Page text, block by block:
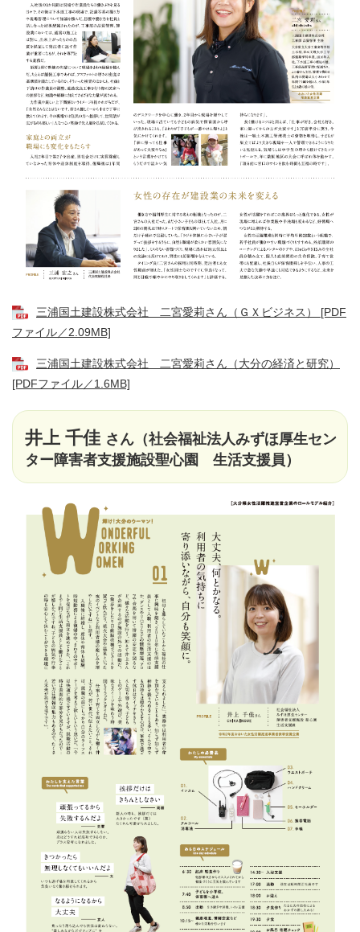
三浦国土建設株式会社 二宮愛莉さん（ＧＸビジネス） [PDF
ファイル／2.09MB]
三浦国土建設株式会社 二宮愛莉さん（大分の経済と研究）
[PDFファイル／1.6MB]
井上 千佳 さん（社会福祉法人みずほ厚生セン
ター障害者支援施設聖心園 生活支援員）